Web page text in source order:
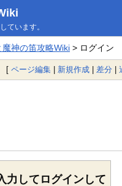
ています。
魔神の笛攻略Wiki> ログイン
[ ページ編集 | 新規作成 | 差分 |
力してログインして